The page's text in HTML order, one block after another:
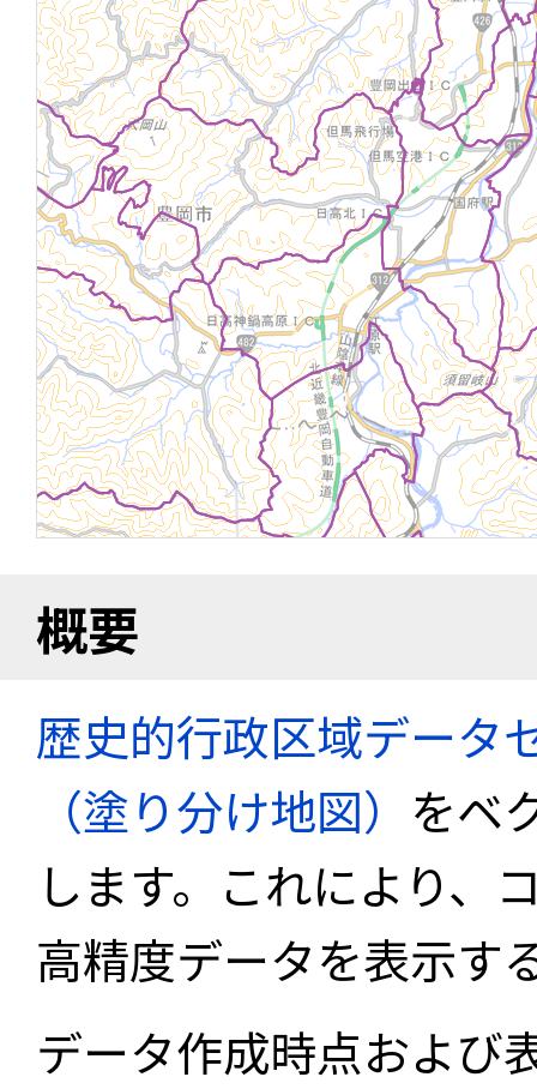
概要
歴史的行政区域データ
（塗り分け地図） をベ
します。これにより、
高精度データを表示す
データ作成時点および